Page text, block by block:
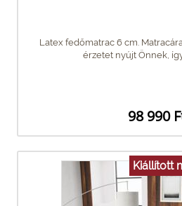
Latex fedőmatrac 6 cm.
érzetet nyújt Önnek, így
98 990
Kiállított